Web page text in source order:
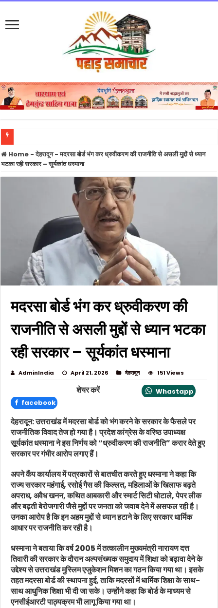
BREAKING: धामी कैबिनेट के 15 बड़े फैसलों पर लगी मुहर, हाईकोर्ट 30 हेक्टेयर भूमि उपलब्ध
Home - देहरादून- मदरसा बोर्ड भंग कर ध्रुवीकरण की राजनीति से असली मुद्दों से ध्यान
भटका रही सरकार – सूर्यकांत धस्माना
मदरसा बोर्ड भंग कर ध्रुवीकरण की
राजनीति से असली मुद्दों से ध्यान भटका
रही सरकार – सूर्यकांत धस्माना
AdminIndia April 21, 2026 देहरादून 151 Views
शेयर करें
Whastapp
facebook
देहरादून: उत्तराखंड में मदरसा बोर्ड को भंग करने के सरकार के फैसले पर
राजनीतिक विवाद तेज हो गया है। प्रदेश कांग्रेस के वरिष्ठ उपाध्यक्ष
सूर्यकांत धस्माना ने इस निर्णय को “ध्रुवीकरण की राजनीति” करार देते हुए
सरकार पर गंभीर आरोप लगाए हैं।
अपने कैंप कार्यालय में पत्रकारों से बातचीत करते हुए धस्माना ने कहा कि
राज्य सरकार महंगाई, रसोई गैस की किल्लत, महिलाओं के खिलाफ बढ़ते
अपराध, अवैध खनन, कथित आबकारी और स्मार्ट सिटी घोटाले, पेपर लीक
और बढ़ती बेरोजगारी जैसे मुद्दों पर जनता को जवाब देने में असफल रही है।
उनका आरोप है कि इन अहम मुद्दों से ध्यान हटाने के लिए सरकार धार्मिक
आधार पर राजनीति कर रही है।
धस्माना ने बताया कि वर्ष 2005 में तत्कालीन मुख्यमंत्री नारायण दत्त
तिवारी की सरकार के दौरान अल्पसंख्यक समुदाय में शिक्षा को बढ़ावा देने के
उद्देश्य से उत्तराखंड मुस्लिम एजुकेशन मिशन का गठन किया गया था। इसके
तहत मदरसा बोर्ड की स्थापना हुई, ताकि मदरसों में धार्मिक शिक्षा के साथ-
साथ आधुनिक शिक्षा भी दी जा सके। उन्होंने कहा कि बोर्ड के माध्यम से
एनसीईआरटी पाठ्यक्रम भी लागू किया गया था।